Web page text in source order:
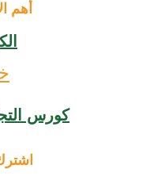
أهم
كورس